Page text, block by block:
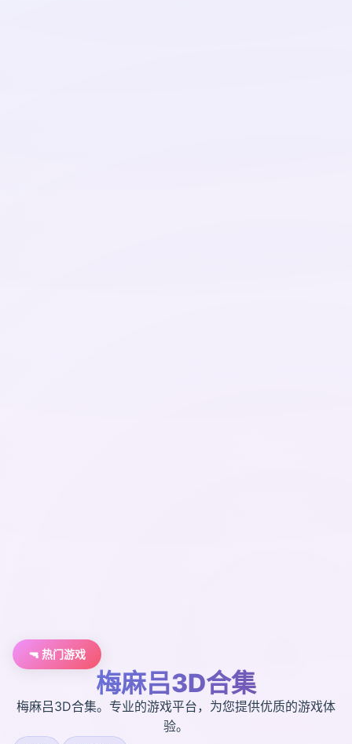
🔫 热门游戏
梅麻吕3D合集
梅麻吕3D合集。专业的游戏平台，为您提供优质的游戏体
验。